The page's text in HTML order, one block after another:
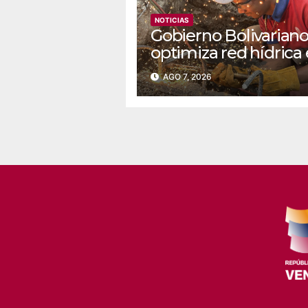
NOTICIAS
Gobierno
optimiza red hídrica
el sector La Majada
AGO 7, 2026